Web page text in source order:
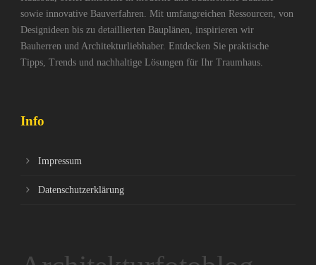
sowie innovative Bauverfahren. Mit umfangreichen Ressourcen, von
Designideen bis zu detaillierten Bauplänen, inspirieren wir
Bauherren und Architekturliebhaber. Entdecken Sie praktische
Tipps, Trends und nachhaltige Lösungen für Ihr Traumhaus.
Info
Impressum
Datenschutzerklärung